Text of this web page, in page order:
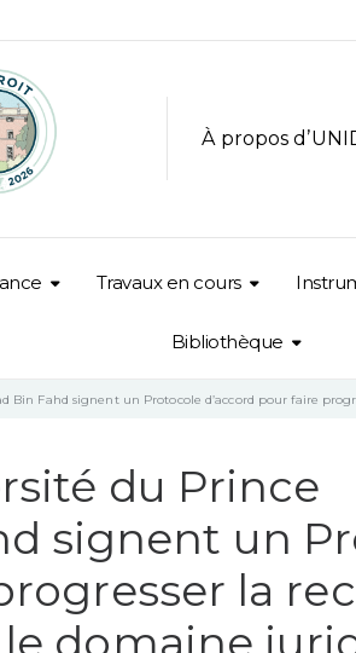
À propos
Travaux en cours
Bibliothèque
Bin Fahd signent un Protocole d’accord pour faire
du Prince
signent un
la
domaine